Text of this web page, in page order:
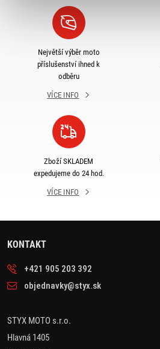
Největší výběr moto
příslušenství ihned k
odběru
VÍCE INFO
Zboží SKLADEM
expedujeme do 24 hod.
VÍCE INFO
KONTAKT
+421 905 203 392
objednavky@styx.sk
STYX MOTO s.r.o.
Hlavná 1405